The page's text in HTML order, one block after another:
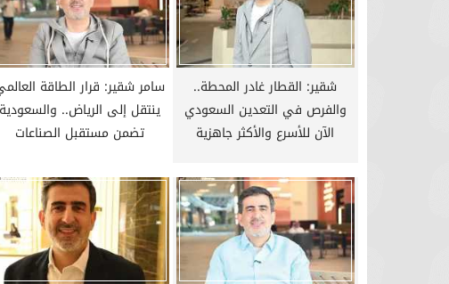
شقير: القطار غادر المحطة..
والفرص في التعدين السعودي
الآن للأسرع والأكثر جاهزية
سامر شقير: قرار الطاقة
ينتقل إلى الرياض.. والسعودية
تضمن مستقبل الصناعات